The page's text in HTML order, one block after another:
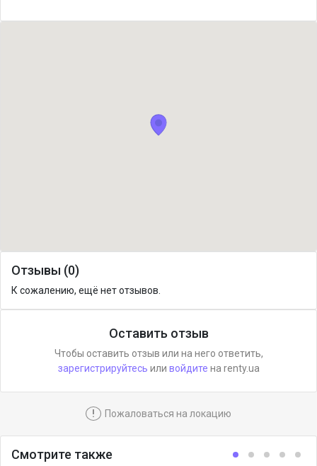
Отзывы (0)
К сожалению, ещё нет отзывов.
Оставить отзыв
Чтобы оставить отзыв или на него ответить,
зарегистрируйтесь или войдите на renty.ua
! Пожаловаться на локацию
Смотрите также